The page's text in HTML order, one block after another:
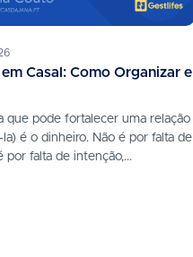
em Casal: Como Organizar e
que pode fortalecer uma relação
é o dinheiro. Não é por falta de
por falta de intenção,...